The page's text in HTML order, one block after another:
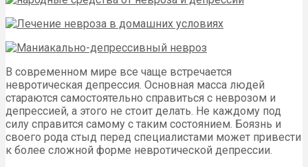
В современном мире все чаще встречается
невротическая депрессия. Основная масса людей
стараются самостоятельно справиться с неврозом и
депрессией, а этого не стоит делать. Не каждому под
силу справится самому с таким состоянием. Боязнь и
своего рода стыд перед специалистами может привести
к более сложной форме невротической депрессии.